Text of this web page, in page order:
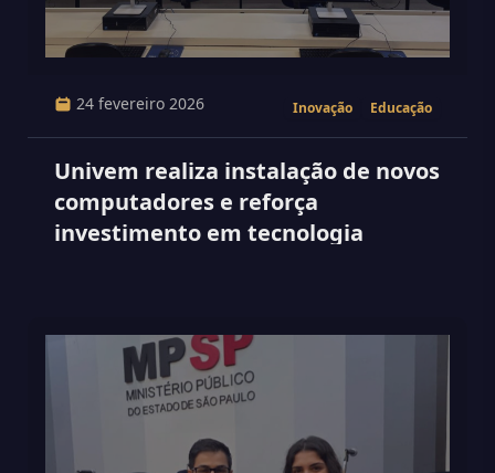
24 fevereiro 2026 Inovação Educação
Univem realiza instalação de novos
computadores e reforça
investimento em tecnologia